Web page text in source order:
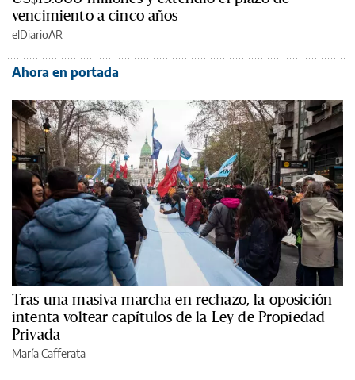
vencimiento a cinco años
elDiarioAR
Ahora en portada
Tras una masiva marcha en rechazo, la oposición
intenta voltear capítulos de la Ley de Propiedad
Privada
María Cafferata